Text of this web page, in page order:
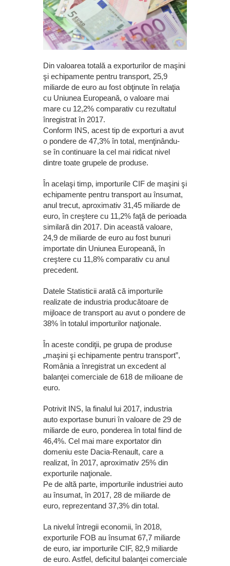
Din valoarea totală a exporturilor de maşini
şi echipamente pentru transport, 25,9
miliarde de euro au fost obţinute în relaţia
cu Uniunea Europeană, o valoare mai
mare cu 12,2% comparativ cu rezultatul
înregistrat în 2017.
Conform INS, acest tip de exporturi a avut
o pondere de 47,3% în total, menţinându-
se în continuare la cel mai ridicat nivel
dintre toate grupele de produse.
În acelaşi timp, importurile CIF de maşini şi
echipamente pentru transport au însumat,
anul trecut, aproximativ 31,45 miliarde de
euro, în creştere cu 11,2% faţă de perioada
similară din 2017. Din această valoare,
24,9 de miliarde de euro au fost bunuri
importate din Uniunea Europeană, în
creştere cu 11,8% comparativ cu anul
precedent.
Datele Statisticii arată că importurile
realizate de industria producătoare de
mijloace de transport au avut o pondere de
38% în totalul importurilor naţionale.
În aceste condiţii, pe grupa de produse
„maşini şi echipamente pentru transport”,
România a înregistrat un excedent al
balanţei comerciale de 618 de milioane de
euro.
Potrivit INS, la finalul lui 2017, industria
auto exportase bunuri în valoare de 29 de
miliarde de euro, ponderea în total fiind de
46,4%. Cel mai mare exportator din
domeniu este Dacia-Renault, care a
realizat, în 2017, aproximativ 25% din
exporturile naţionale.
Pe de altă parte, importurile industriei auto
au însumat, în 2017, 28 de miliarde de
euro, reprezentand 37,3% din total.
La nivelul întregii economii, în 2018,
exporturile FOB au însumat 67,7 miliarde
de euro, iar importurile CIF, 82,9 miliarde
de euro. Astfel, deficitul balanţei comerciale